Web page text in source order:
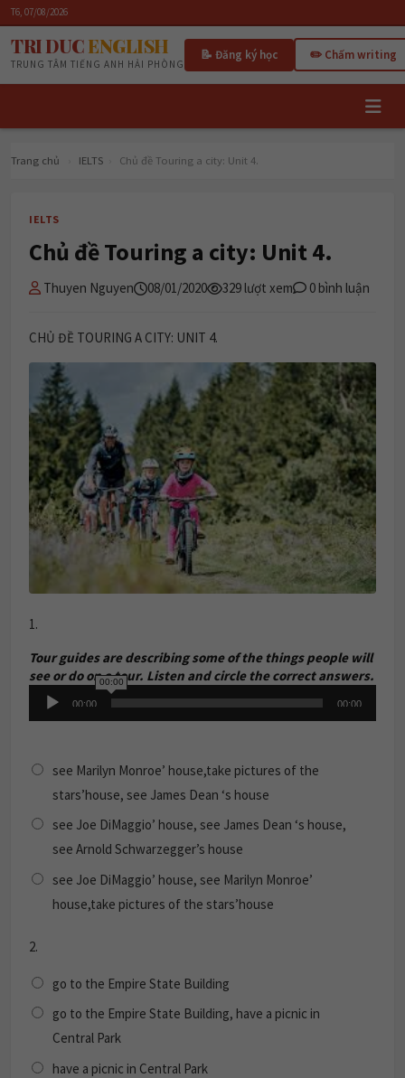
T6, 07/08/2026
TRI DUCENGLISH
TRUNG TÂM TIẾNG ANH HẢI PHÒNG
📝 Đăng ký học ✏️ Chấm writing
Trang chủ IELTS Chủ đề Touring a city: Unit 4.
IELTS
Chủ đề Touring a city: Unit 4.
Thuyen Nguyen 08/01/2020 329 lượt xem 0 bình luận
CHỦ ĐỀ TOURING A CITY: UNIT 4.
1.
Tour guides are describing some of the things people will
see or do on a tour. Listen and circle the correct answers.
Audio
Player
00:00
00:00
00:00
see Marilyn Monroe’ house,take pictures of the
stars’house, see James Dean ‘s house
see Joe DiMaggio’ house, see James Dean ‘s house,
see Arnold Schwarzegger’s house
see Joe DiMaggio’ house, see Marilyn Monroe’
house,take pictures of the stars’house
2.
go to the Empire State Building
go to the Empire State Building, have a picnic in
Central Park
have a picnic in Central Park